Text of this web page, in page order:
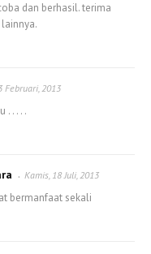
dan berhasil. terima
Februari, 2013
. . . .
Kamis, 18 Juli, 2013
bermanfaat sekali